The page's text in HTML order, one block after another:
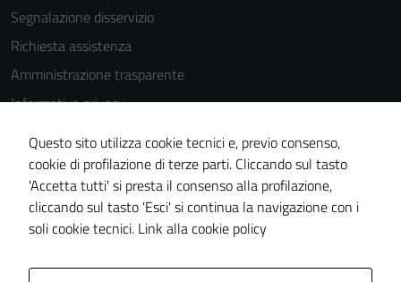
Segnalazione disservizio
Richiesta assistenza
Amministrazione trasparente
Informativa privacy
Cookie Policy
Note legali
Dichiarazione di accessibilità
Piano di miglioramento del sito
Questo sito utilizza cookie tecnici e, previo consenso,
cookie di profilazione di terze parti. Cliccando sul tasto
'Accetta tutti' si presta il consenso alla profilazione,
cliccando sul tasto 'Esci' si continua la navigazione con i
soli cookie tecnici. Link alla cookie policy